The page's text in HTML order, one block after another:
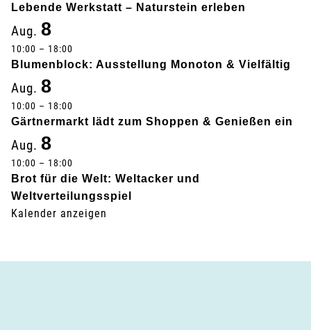
a
l
t
u
n
g
-
N
a
Lebende Werkstatt – Naturstein erleben
Aug. 8
10:00 – 18:00
Blumenblock: Ausstellung Monoton & Vielfältig
Aug. 8
10:00 – 18:00
Gärtnermarkt lädt zum Shoppen & Genießen ein
Aug. 8
10:00 – 18:00
Brot für die Welt: Weltacker und
Weltverteilungsspiel
Kalender anzeigen